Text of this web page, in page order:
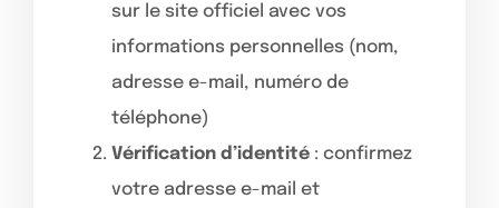
sur le site officiel avec vos
informations personnelles (nom,
adresse e-mail, numéro de
téléphone)
Vérification d’identité : confirmez
votre adresse e-mail et